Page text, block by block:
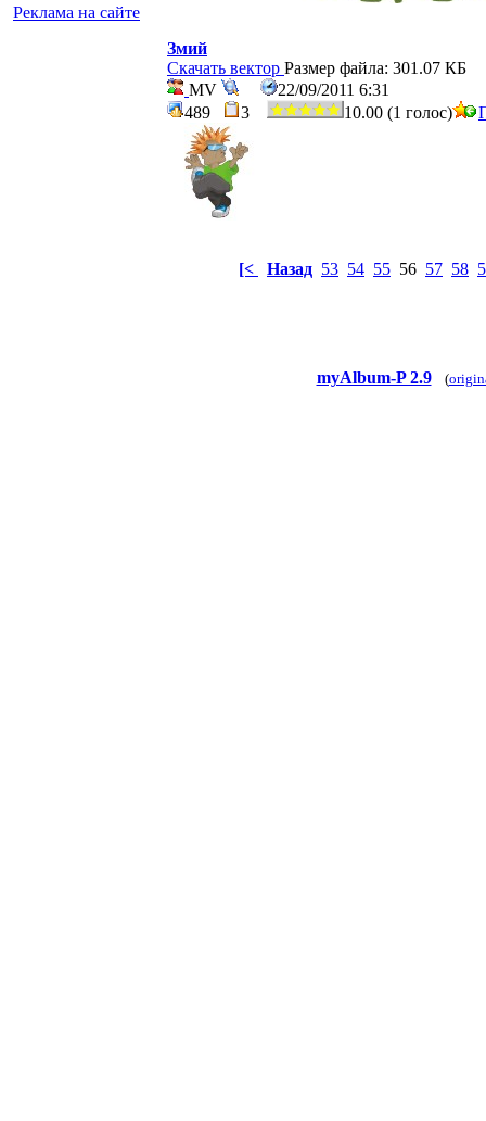
Реклама на сайте
Змий
Скачать вектор Размер файла: 301.07 КБ
MV
22/09/2011 6:31
489
3 10.00 (1 голос)
[< Назад 53 54 55 56 57 58
myAlbum-P 2.9 (